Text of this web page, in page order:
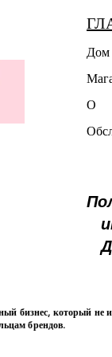
Дом
О
бизнес, который не
брендов.